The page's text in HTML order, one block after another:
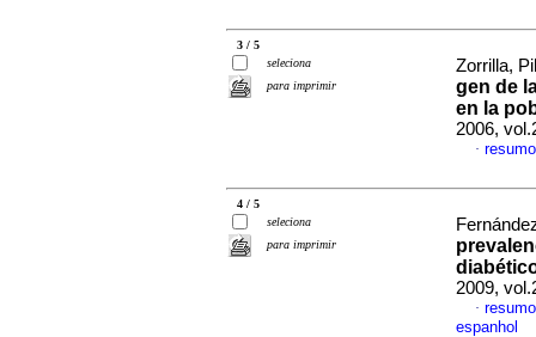
3 / 5
seleciona
para imprimir
Zorrilla,
gen de
en la
2006,
·
4 / 5
seleciona
para imprimir
2009,
·
espanhol